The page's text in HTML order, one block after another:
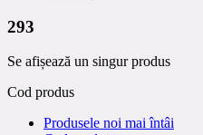
293
Se afișează un singur produs
Cod produs
Produsele noi mai întâi